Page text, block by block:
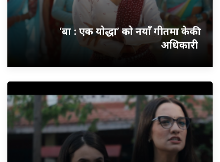
‘बा : एक योद्धा’ को नयाँ गीतमा केकी
अधिकारी